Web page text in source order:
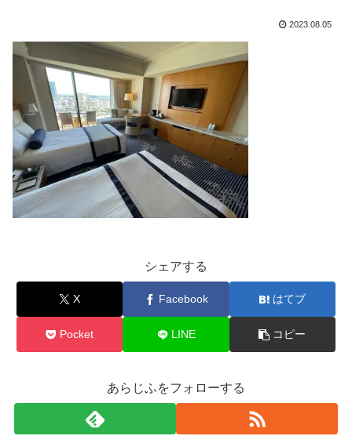
2023.08.05
シェアする
X Facebook はてブ
Pocket LINE コピー
あらじふをフォローする